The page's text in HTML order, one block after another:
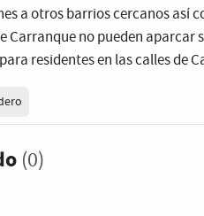
a otros barrios cercanos así
Carranque no pueden
residentes en las calles de
(0)